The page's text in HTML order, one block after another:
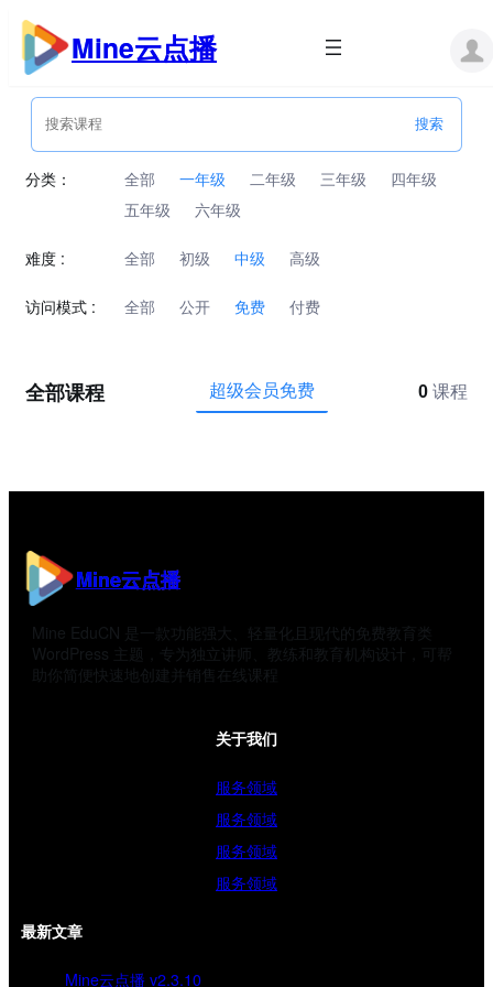
跳
内
Mine云点播
分类： 全部 一年级 二年级 三年级
四年级
五年级
六年级
难度 : 全部 初级 中级 高级
访问模式 : 全部 公开 免费 付费
全部课程 超级会员免费 0 课程
Mine云点播
Mine EduCN 是一款功能强大、轻量化且现代的免费教育类
WordPress 主题，专为独立讲师、教练和教育机构设计，可帮
助你简便快速地创建并销售在线课程
关于我们
服务领域
服务领域
服务领域
服务领域
最新文章
Mine云点播 v2.3.10